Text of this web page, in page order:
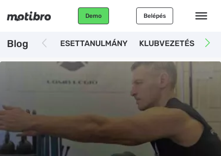
Demo Belépés
Blog ESETTANULMÁNY KLUBVEZETÉS